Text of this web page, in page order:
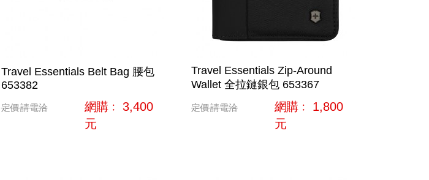
Travel Essentials Belt Bag 腰包
653382
定價請電洽 網購﹕ 3,400
元
Travel Essentials Zip-Around
Wallet 全拉鏈銀包 653367
定價請電洽 網購﹕ 1,800
元